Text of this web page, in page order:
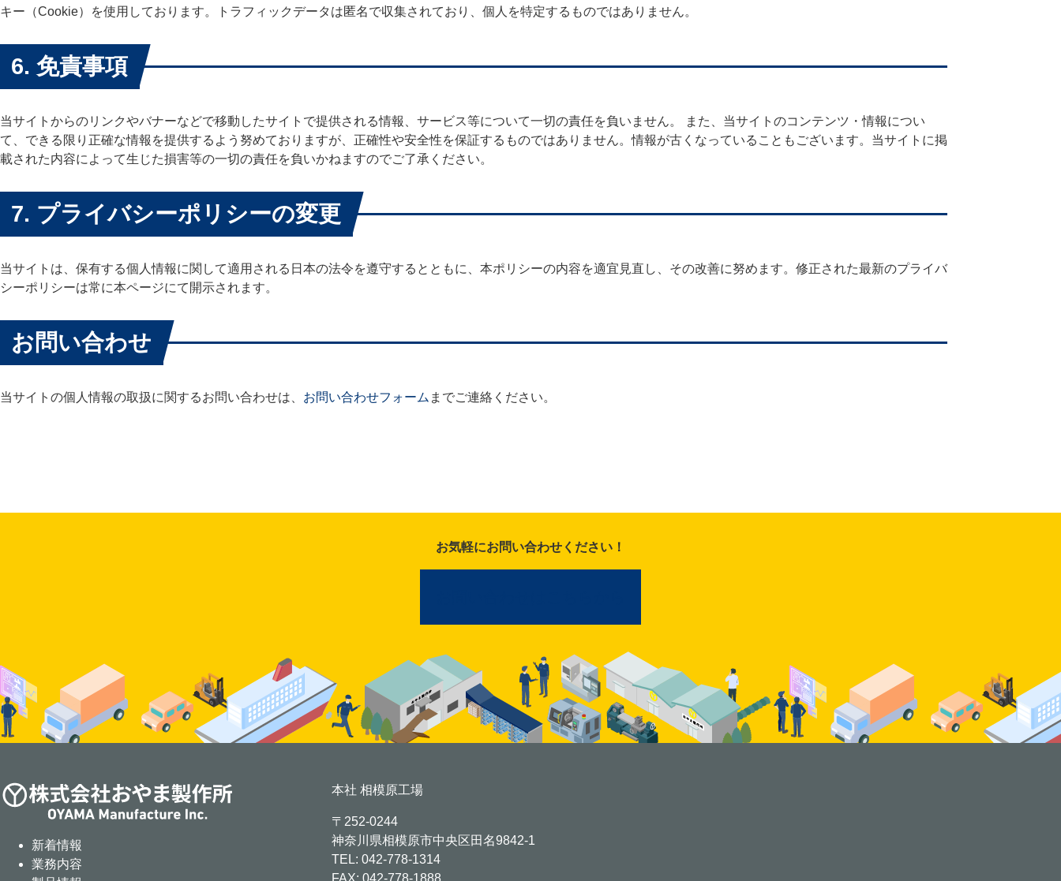
キー（Cookie）を使用しております。トラフィックデータは匿名で収集されており、個人を特定するものではありません。
6. 免責事項
当サイトからのリンクやバナーなどで移動したサイトで提供される情報、サービス等について一切の責任を負いません。 また、当サイトのコンテンツ・情報につい
て、できる限り正確な情報を提供するよう努めておりますが、正確性や安全性を保証するものではありません。情報が古くなっていることもございます。当サイトに掲
載された内容によって生じた損害等の一切の責任を負いかねますのでご了承ください。
7. プライバシーポリシーの変更
当サイトは、保有する個人情報に関して適用される日本の法令を遵守するとともに、本ポリシーの内容を適宜見直し、その改善に努めます。修正された最新のプライバ
シーポリシーは常に本ページにて開示されます。
お問い合わせ
当サイトの個人情報の取扱に関するお問い合わせは、 お問い合わせフォーム までご連絡ください。
お気軽にお問い合わせください！
新着情報
業務内容
本社 相模原工場
〒252-0244
神奈川県相模原市中央区田名9842-1
TEL: 042-778-1314